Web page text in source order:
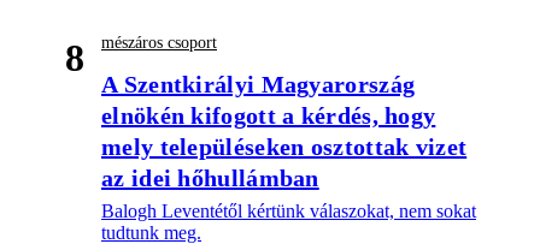
8 mészáros csoport
A Szentkirályi Magyarország
elnökén kifogott a kérdés, hogy
mely településeken osztottak vizet
az idei hőhullámban
Balogh Leventétől kértünk válaszokat, nem sokat
tudtunk meg.